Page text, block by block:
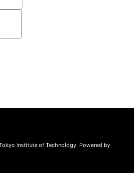
Institute of Technology. Powered by